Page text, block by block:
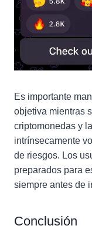
Es importante
objetiva mientras
criptomonedas y
intrínsecamente
de riesgos. Los
preparados para
siempre antes de
Conclusión